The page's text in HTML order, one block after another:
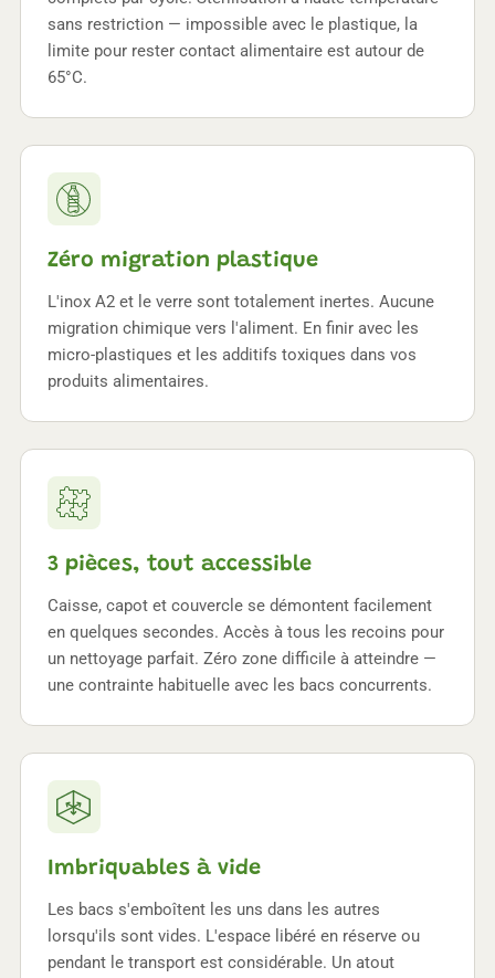
sans restriction — impossible avec le plastique, la
limite pour rester contact alimentaire est autour de
65°C.
Zéro migration plastique
L'inox A2 et le verre sont totalement inertes. Aucune
migration chimique vers l'aliment. En finir avec les
micro-plastiques et les additifs toxiques dans vos
produits alimentaires.
3 pièces, tout accessible
Caisse, capot et couvercle se démontent facilement
en quelques secondes. Accès à tous les recoins pour
un nettoyage parfait. Zéro zone difficile à atteindre —
une contrainte habituelle avec les bacs concurrents.
Imbriquables à vide
Les bacs s'emboîtent les uns dans les autres
lorsqu'ils sont vides. L'espace libéré en réserve ou
pendant le transport est considérable. Un atout